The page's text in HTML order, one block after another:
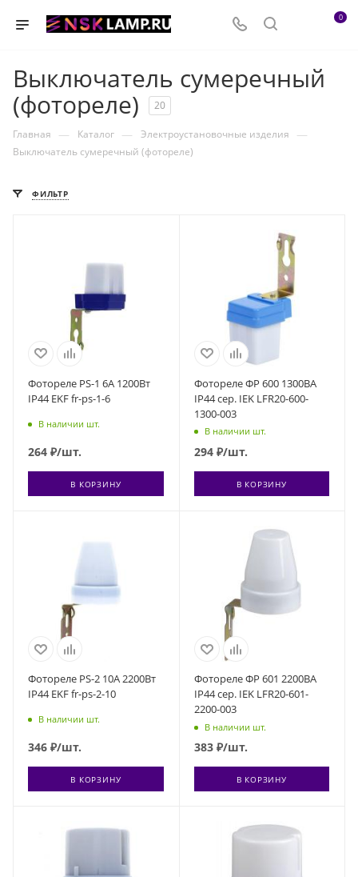
0
Выключатель сумеречный
(фотореле)
20
Главная — Каталог — Электроустановочные изделия —
Выключатель сумеречный (фотореле)
ФИЛЬТР
Фотореле PS-1 6А 1200Вт
IP44 EKF fr-ps-1-6
В наличии шт.
264 ₽/шт.
В КОРЗИНУ
Фотореле ФР 600 1300ВА
IP44 сер. IEK LFR20-600-
1300-003
В наличии шт.
294₽/шт.
В КОРЗИНУ
Фотореле PS-2 10А 2200Вт
IP44 EKF fr-ps-2-10
В наличии шт.
346 ₽/шт.
В КОРЗИНУ
Фотореле ФР 601 2200ВА
IP44 сер. IEK LFR20-601-
2200-003
В наличии шт.
383₽/шт.
В КОРЗИНУ